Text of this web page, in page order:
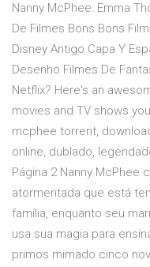
Nanny McPhee: Emma
De Filmes Bons Bons
Disney Antigo Capa Y
Desenho Filmes De
Netflix? Here's an
movies and TV shows
mcphee torrent,
online, dublado,
Página 2 Nanny McPhee
atormentada que está
família, enquanto seu
usa sua magia para
primos mimado cinco